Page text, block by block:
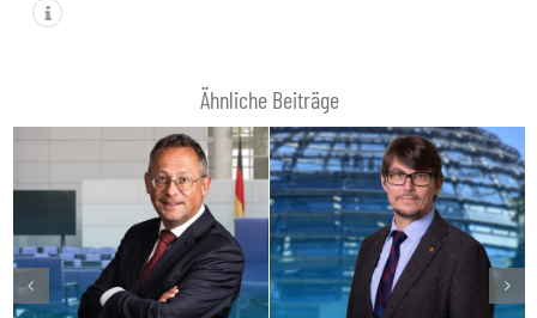
Ähnliche Beiträge